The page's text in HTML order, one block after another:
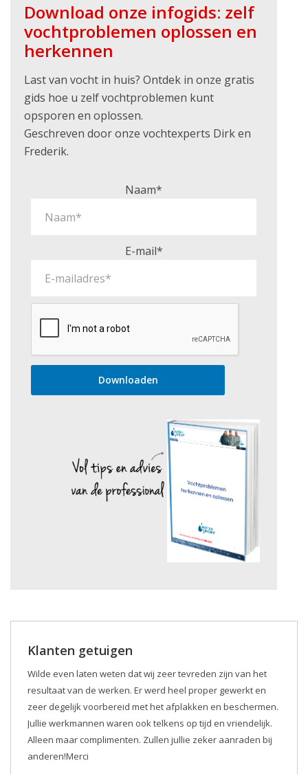
Download onze infogids: zelf
vochtproblemen oplossen en
herkennen
Last van vocht in huis? Ontdek in onze gratis
gids hoe u zelf vochtproblemen kunt
opsporen en oplossen.
Geschreven door onze vochtexperts Dirk en
Frederik.
Naam*
E-mail*
Klanten getuigen
Wilde even laten weten dat wij zeer tevreden zijn van het
resultaat van de werken. Er werd heel proper gewerkt en
zeer degelijk voorbereid met het afplakken en beschermen.
Jullie werkmannen waren ook telkens op tijd en vriendelijk.
Alleen maar complimenten. Zullen jullie zeker aanraden bij
anderen!Merci